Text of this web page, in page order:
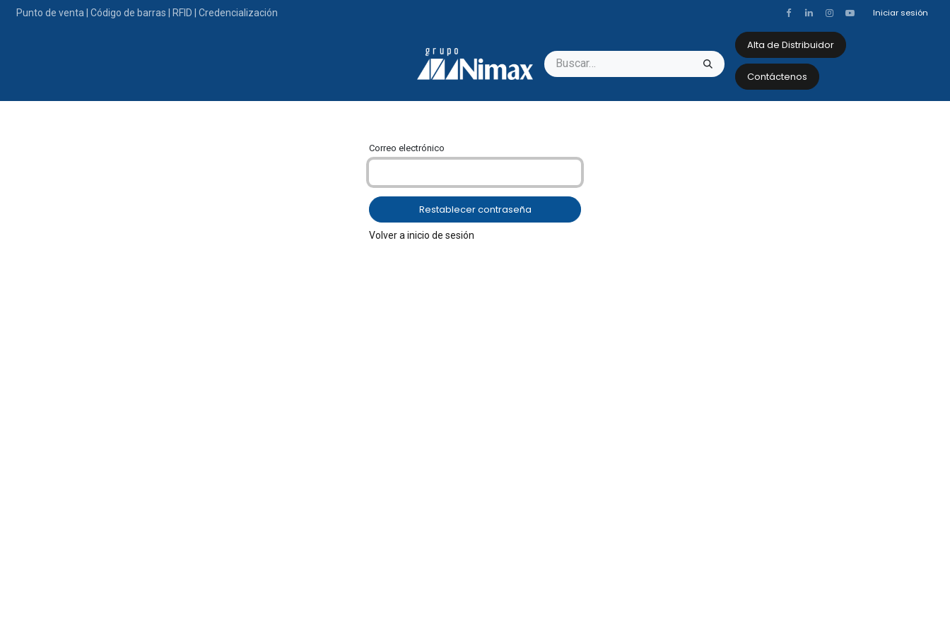
Ir al contenido
Punto de venta | Código de barras | RFID | Credencialización Iniciar sesión
Alta de Distribuidor
Contáctenos
Correo electrónico
Restablecer contraseña
Volver a inicio de sesión